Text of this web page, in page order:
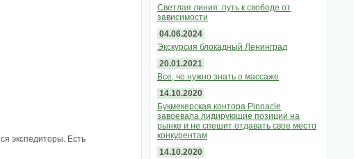
экспедиторы. Есть
Светлая линия: путь к свободе от
зависимости
04.06.2024
Экскурсия блокадный Ленинград
20.01.2021
Все, чо нужно знать о массаже
14.10.2020
Букмекерская контора Pinnacle
завоевала лидирующие позиции на
рынке и не спешит отдавать свое место
конкурентам
14.10.2020